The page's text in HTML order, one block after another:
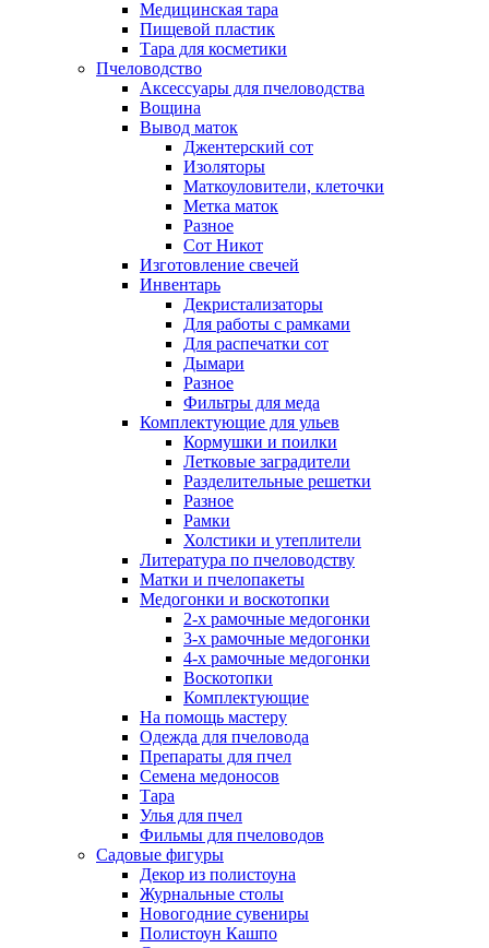
Медицинская тара
Пищевой пластик
Тара для косметики
Пчеловодство
Аксессуары для пчеловодства
Вощина
Вывод маток
Джентерский сот
Изоляторы
Маткоуловители, клеточки
Метка маток
Разное
Сот Никот
Изготовление свечей
Инвентарь
Декристализаторы
Для работы с рамками
Для распечатки сот
Дымари
Разное
Фильтры для меда
Комплектующие для ульев
Кормушки и поилки
Летковые заградители
Разделительные решетки
Разное
Рамки
Холстики и утеплители
Литература по пчеловодству
Матки и пчелопакеты
Медогонки и воскотопки
2-х рамочные медогонки
3-х рамочные медогонки
4-х рамочные медогонки
Воскотопки
Комплектующие
На помощь мастеру
Одежда для пчеловода
Препараты для пчел
Семена медоносов
Тара
Улья для пчел
Фильмы для пчеловодов
Садовые фигуры
Декор из полистоуна
Журнальные столы
Новогодние сувениры
Полистоун Кашпо